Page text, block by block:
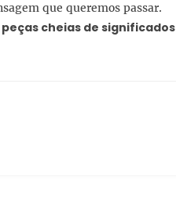
que queremos passar.
cheias de significados